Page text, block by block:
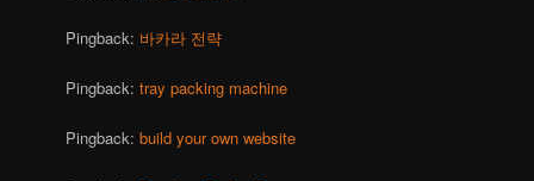
Pingback: 바카라 전략
Pingback:tray packing machine
Pingback:build your own website